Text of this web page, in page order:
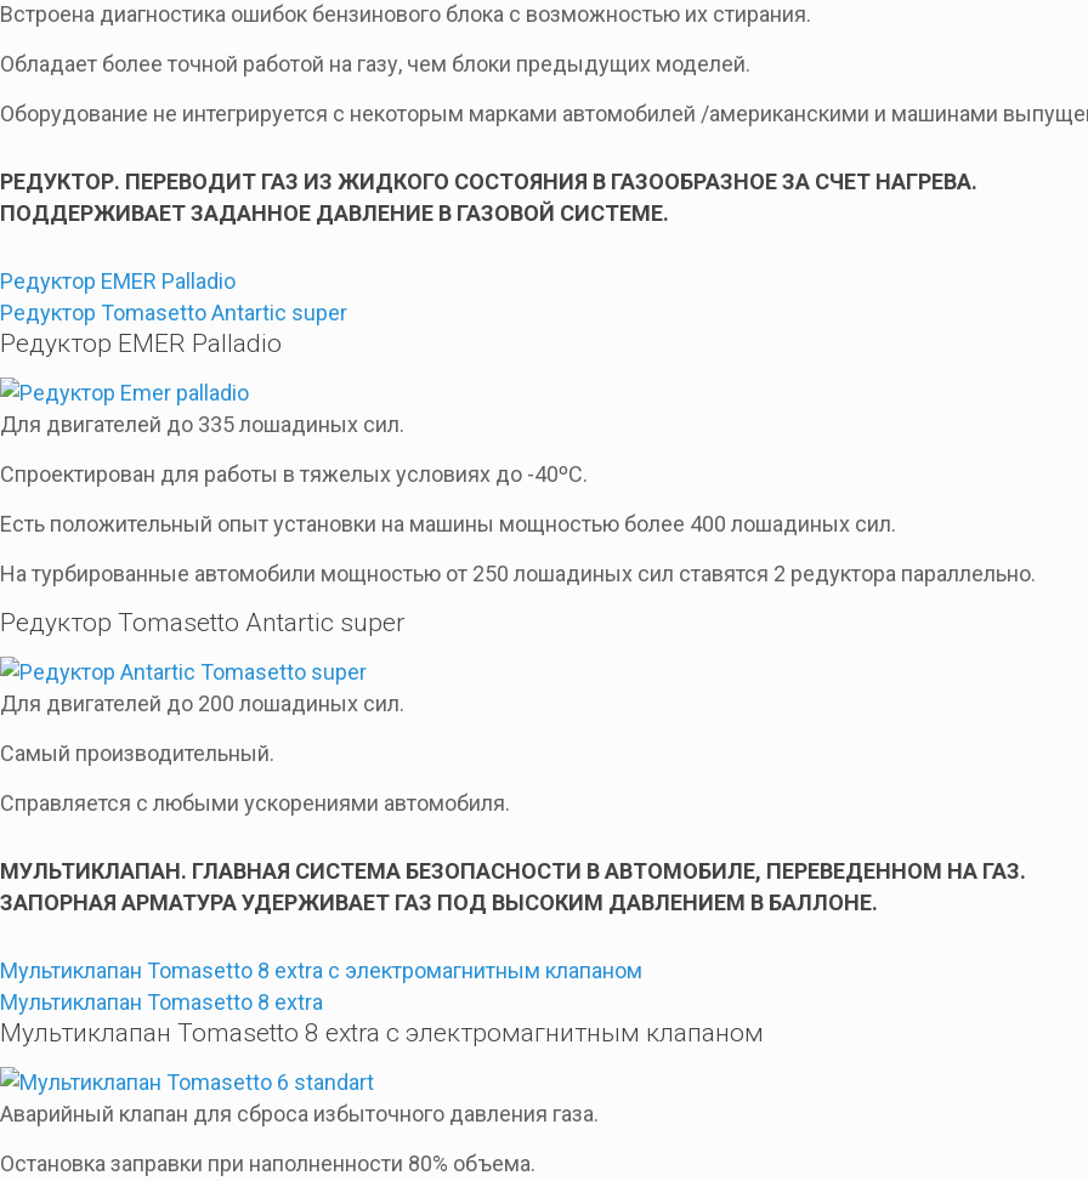
Встроена диагностика ошибок бензинового блока с возможностью их стирания.
Обладает более точной работой на газу, чем блоки предыдущих моделей.
Оборудование не интегрируется с некоторым марками автомобилей /американскими и машинами
РЕДУКТОР. ПЕРЕВОДИТ ГАЗ ИЗ ЖИДКОГО СОСТОЯНИЯ В ГАЗООБРАЗНОЕ ЗА СЧЕТ НАГРЕВА.
ПОДДЕРЖИВАЕТ ЗАДАННОЕ ДАВЛЕНИЕ В ГАЗОВОЙ СИСТЕМЕ.
Редуктор EMER Palladio
Редуктор Tomasetto Antartic super
Редуктор EMER Palladio
Для двигателей до 335 лошадиных сил.
Спроектирован для работы в тяжелых условиях до -40ºС.
Есть положительный опыт установки на машины мощностью более 400 лошадиных сил.
На турбированные автомобили мощностью от 250 лошадиных сил ставятся 2 редуктора параллельно.
Редуктор Tomasetto Antartic super
Для двигателей до 200 лошадиных сил.
Самый производительный.
Справляется с любыми ускорениями автомобиля.
МУЛЬТИКЛАПАН. ГЛАВНАЯ СИСТЕМА БЕЗОПАСНОСТИ В АВТОМОБИЛЕ, ПЕРЕВЕДЕННОМ НА ГАЗ.
ЗАПОРНАЯ АРМАТУРА УДЕРЖИВАЕТ ГАЗ ПОД ВЫСОКИМ ДАВЛЕНИЕМ В БАЛЛОНЕ.
Мультиклапан Tomasetto 8 extra с электромагнитным клапаном
Мультиклапан Tomasetto 8 extra
Мультиклапан Tomasetto 8 extra с электромагнитным клапаном
Аварийный клапан для сброса избыточного давления газа.
Остановка заправки при наполненности 80% объема.